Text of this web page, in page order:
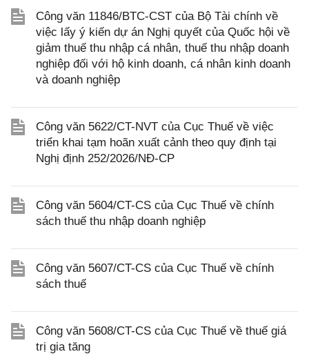
Công văn 11846/BTC-CST của Bộ Tài chính về
việc lấy ý kiến dự án Nghị quyết của Quốc hội về
giảm thuế thu nhập cá nhân, thuế thu nhập doanh
nghiệp đối với hộ kinh doanh, cá nhân kinh doanh
và doanh nghiệp
Công văn 5622/CT-NVT của Cục Thuế về việc
triển khai tạm hoãn xuất cảnh theo quy định tại
Nghị định 252/2026/NĐ-CP
Công văn 5604/CT-CS của Cục Thuế về chính
sách thuế thu nhập doanh nghiệp
Công văn 5607/CT-CS của Cục Thuế về chính
sách thuế
Công văn 5608/CT-CS của Cục Thuế về thuế giá
trị gia tăng